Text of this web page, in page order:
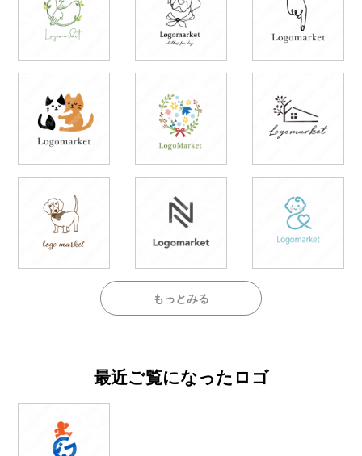
もっとみる
最近ご覧になったロゴ